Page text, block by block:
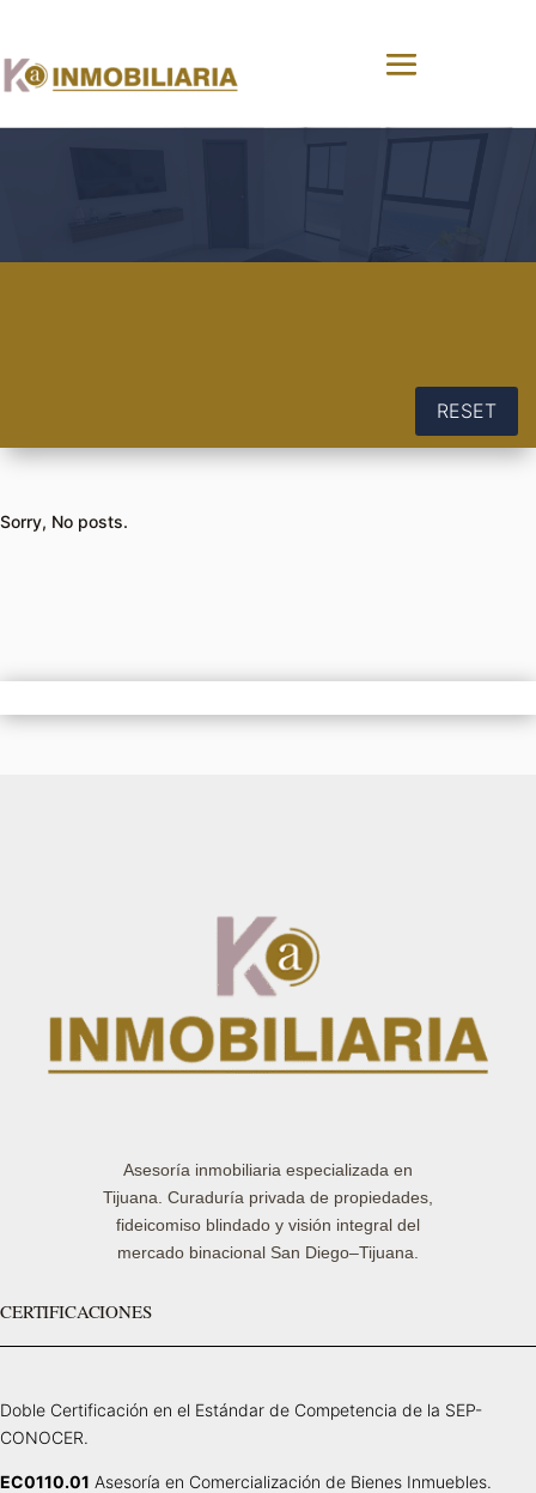
RESET
Sorry, No posts.
Asesoría inmobiliaria especializada en
Tijuana. Curaduría privada de propiedades,
fideicomiso blindado y visión integral del
mercado binacional San Diego–Tijuana.
CERTIFICACIONES
Doble Certificación en el Estándar de Competencia de la SEP-
CONOCER.
EC0110.01 Asesoría en Comercialización de Bienes Inmuebles.